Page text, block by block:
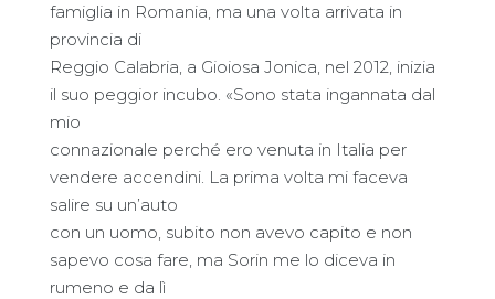
famiglia in Romania, ma una volta arrivata in
provincia di
Reggio Calabria, a Gioiosa Jonica, nel 2012, inizia
il suo peggior incubo. «Sono stata ingannata dal
mio
connazionale perché ero venuta in Italia per
vendere accendini. La prima volta mi faceva
salire su un’auto
con un uomo, subito non avevo capito e non
sapevo cosa fare, ma Sorin me lo diceva in
rumeno e da lì